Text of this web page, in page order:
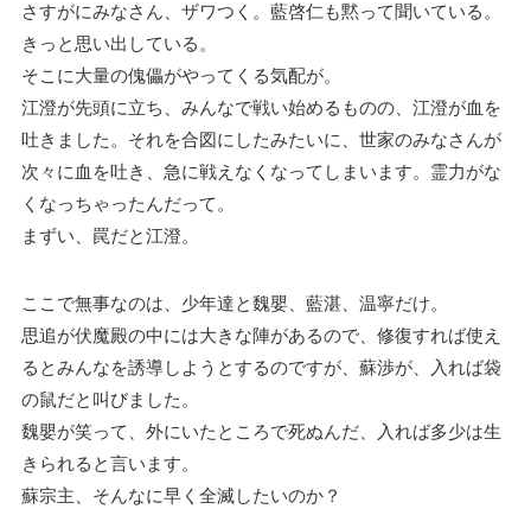
さすがにみなさん、ザワつく。藍啓仁も黙って聞いている。
きっと思い出している。
そこに大量の傀儡がやってくる気配が。
江澄が先頭に立ち、みんなで戦い始めるものの、江澄が血を
吐きました。それを合図にしたみたいに、世家のみなさんが
次々に血を吐き、急に戦えなくなってしまいます。霊力がな
くなっちゃったんだって。
まずい、罠だと江澄。
ここで無事なのは、少年達と魏嬰、藍湛、温寧だけ。
思追が伏魔殿の中には大きな陣があるので、修復すれば使え
るとみんなを誘導しようとするのですが、蘇渉が、入れば袋
の鼠だと叫びました。
魏嬰が笑って、外にいたところで死ぬんだ、入れば多少は生
きられると言います。
蘇宗主、そんなに早く全滅したいのか？